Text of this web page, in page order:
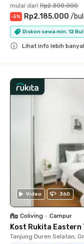
mulai dari Rp2.300.000
-5% Rp2.185.000 /
Diskon sewa min. 12
Lihat info lebih
Video 360
Coliving • Campur
Kost Rukita Eastern
Tanjung Duren Selatan,